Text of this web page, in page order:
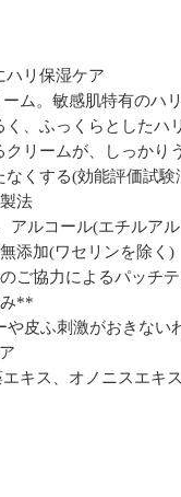
ハリ保湿ケア
ム。敏感肌特有のハ
、ふっくらとしたハ
リームが、しっかり
なくする(効能評価試
法
アルコール(エチルア
添加(ワセリンを除く)
ご協力によるパッチ
み**
皮ふ刺激がおきない
キス、オノニスエキ